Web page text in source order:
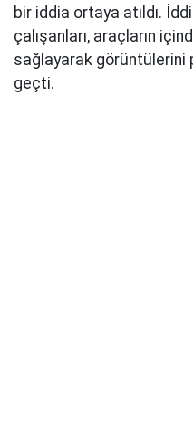
bir iddia ortaya atıldı.
çalışanları, araçların
sağlayarak görüntülerini
geçti.